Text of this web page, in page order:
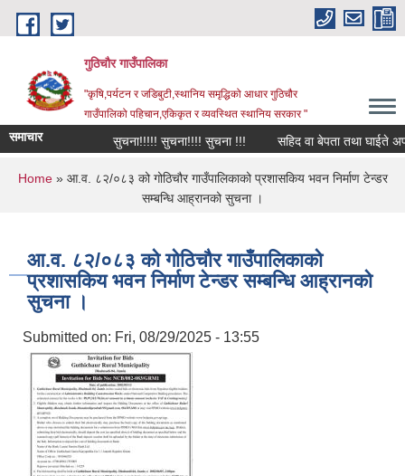
Skip to main content
गुठिचौर गाउँपालिका
"कृषि,पर्यटन र जडिबुटी,स्थानिय समृद्धिको आधार गुठिचौर
गाउँपालिको पहिचान,एकिकृत र व्यवस्थित स्थानिय सरकार "
समाचार सुचना!!!!! सुचना!!!! सुचना !!! सहिद वा बेपता तथा घाईते
You are here
Home» आ.व. ८२/०८३ को गोठिचौर गाउँपालिकाको प्रशासकिय भवन निर्माण टेन्डर
सम्बन्धि आह्रानको सुचना ।
आ.व. ८२/०८३ को गोठिचौर गाउँपालिकाको
प्रशासकिय भवन निर्माण टेन्डर सम्बन्धि आह्रानको
सुचना ।
Submitted on: Fri, 08/29/2025 - 13:55